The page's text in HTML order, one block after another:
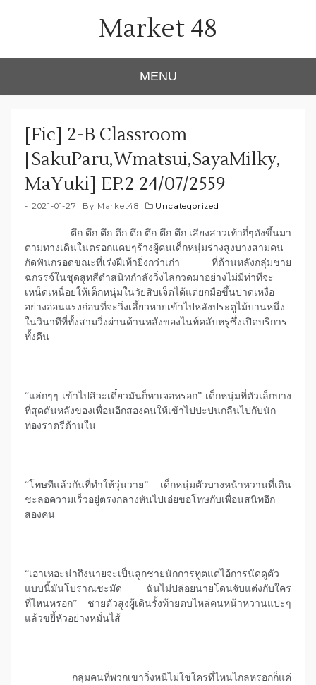
Market 48
MENU
[Fic] 2-B Classroom
[SakuParu,Wmatsui,SayaMilky,
MaYuki] EP.2 24/07/2559
2021-01-27 By Market48 Uncategorized
ตึก ตึก ตึก ตึก ตึก ตึก ตึก ตึก เสียงสาวเท้าถี่ๆดังขึ้นมา
ตามทางเดินในตรอกแคบๆร้างผู้คนเด็กหนุ่มร่างสูงบางสามคน
กัดฟันกรอดขณะที่เร่งฝีเท้ายิ่งกว่าเก่า ที่ด้านหลังกลุ่มชาย
ฉกรรจ์ในชุดสูทสีดำสนิทกำลังวิ่งไล่กวดมาอย่างไม่มีท่าทีจะ
เหน็ดเหนื่อยให้เด็กหนุ่มในวัยสิบเจ็ดได้แต่ยกมือขึ้นปาดเหงื่อ
อย่างอ่อนแรงก่อนที่จะวิ่งเลี้ยวหายเข้าไปหลังประตูไม้บานหนึ่ง
ในวินาทีที่ทั้งสามวิ่งผ่านด้านหลังของไนท์คลับหรูซึ่งเปิดบริการ
ทั้งคืน
“แฮ่กๆๆ เข้าไปสิวะเดี๋ยวมันก็หาเจอหรอก” เด็กหนุ่มที่ตัวเล็กบาง
ที่สุดดันหลังของเพื่อนอีกสองคนให้เข้าไปปะปนกลืนไปกับนัก
ท่องราตรีด้านใน
“โทษทีแล้วกันที่ทำให้วุ่นวาย” เด็กหนุ่มตัวบางหน้าหวานที่เดิน
ชะลอความเร็วอยู่ตรงกลางหันไปเอ่ยขอโทษกับเพื่อนสนิทอีก
สองคน
“เอาเหอะน่าถึงนายจะเป็นลูกชายนักการทูตแต่ไอ้การนัดดูตัว
แบบนี้มันโบราณชะมัด ฉันไม่ปล่อยนายโดนจับแต่งกับใคร
ที่ไหนหรอก” ชายตัวสูงผู้เดินรั้งท้ายตบไหล่คนหน้าหวานแปะๆ
แล้วขยี้หัวอย่างหมั่นไส้
กลุ่มคนที่พวกเขาวิ่งหนีไม่ใช่ใครที่ไหนไกลหรอกก็แค่